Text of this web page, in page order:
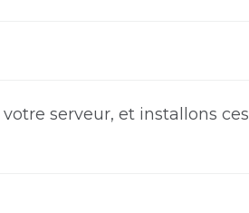
serveur, et installons ces